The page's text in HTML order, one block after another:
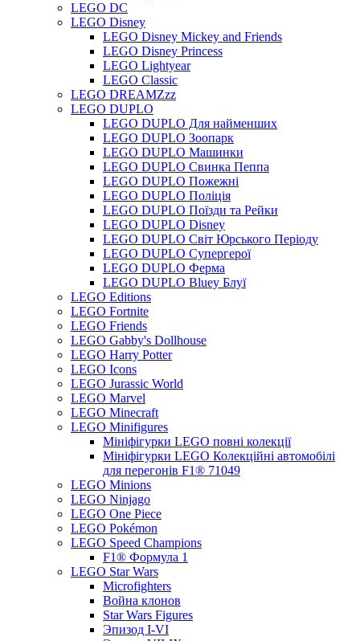
LEGO DC
LEGO Disney
LEGO Disney Mickey and Friends
LEGO Disney Princess
LEGO Lightyear
LEGO Classic
LEGO DREAMZzz
LEGO DUPLO
LEGO DUPLO Для найменших
LEGO DUPLO Зоопарк
LEGO DUPLO Машинки
LEGO DUPLO Свинка Пеппа
LEGO DUPLO Пожежні
LEGO DUPLO Поліція
LEGO DUPLO Поїзди та Рейки
LEGO DUPLO Disney
LEGO DUPLO Світ Юрського Періоду
LEGO DUPLO Супергерої
LEGO DUPLO Ферма
LEGO DUPLO Bluey Блуї
LEGO Editions
LEGO Fortnite
LEGO Friends
LEGO Gabby's Dollhouse
LEGO Harry Potter
LEGO Icons
LEGO Jurassic World
LEGO Marvel
LEGO Minecraft
LEGO Minifigures
Мініфігурки LEGO повні колекції
Мініфігурки LEGO Колекційні автомобілі
для перегонів F1® 71049
LEGO Minions
LEGO Ninjago
LEGO One Piece
LEGO Pokémon
LEGO Speed Champions
F1® Формула 1
LEGO Star Wars
Microfighters
Война клонов
Star Wars Figures
Эпизод I-VI